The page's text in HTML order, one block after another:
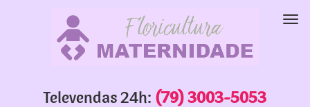
Televendas 24h: (79) 3003-5053